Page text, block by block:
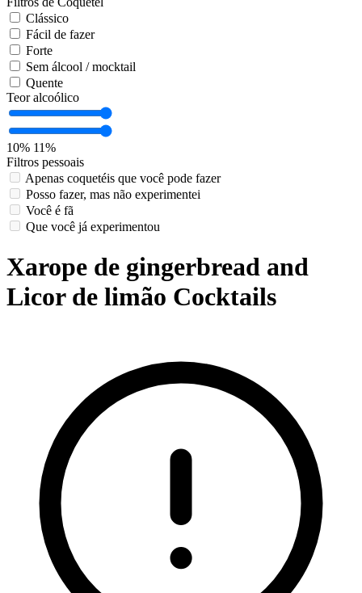
Clássico
Fácil de fazer
Forte
Sem álcool / mocktail
Quente
Teor alcoólico
10% 11%
Filtros pessoais
Apenas coquetéis que você pode fazer
Posso fazer, mas não experimentei
Você é fã
Que você já experimentou
Xarope de gingerbread and
Licor de limão Cocktails